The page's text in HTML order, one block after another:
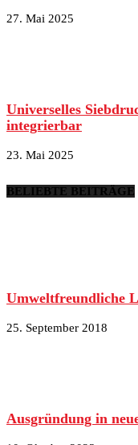
27. Mai 2025
Universelles
integrierbar
23. Mai 2025
BELIEBTE BEITRÄGE
Umweltfreundliche
25. September 2018
Ausgründung in